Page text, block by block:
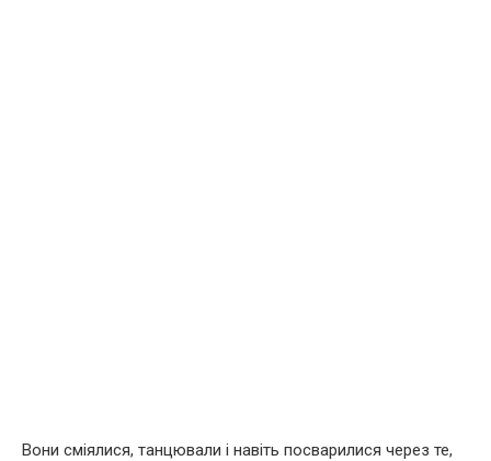
Вони сміялися, танцювали і навіть посварилися через те,